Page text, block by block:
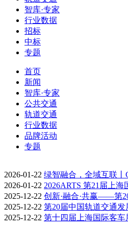
智库·专家
行业数据
招标
中标
专题
首页
新闻
智库·专家
公共交通
轨道交通
行业数据
品牌活动
专题
2026-01-22 绿智融合，全域互联
2026-01-22 2026ARTS 第21届上
2025-12-22 创新·融合·共赢——第
2025-12-22 第20届中国轨道交通
2025-12-22 第十四届上海国际客车